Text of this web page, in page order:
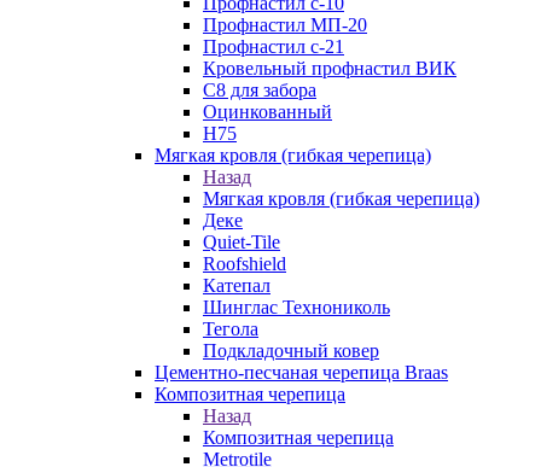
Профнастил МП-20
Профнастил с-21
Кровельный профнастил ВИК
С8 для забора
Оцинкованный
Н75
Мягкая кровля (гибкая черепица)
Назад
Мягкая кровля (гибкая черепица)
Деке
Quiet-Tile
Roofshield
Катепал
Шинглас Технониколь
Тегола
Подкладочный ковер
Цементно-песчаная черепица Braas
Композитная черепица
Назад
Композитная черепица
Metrotile